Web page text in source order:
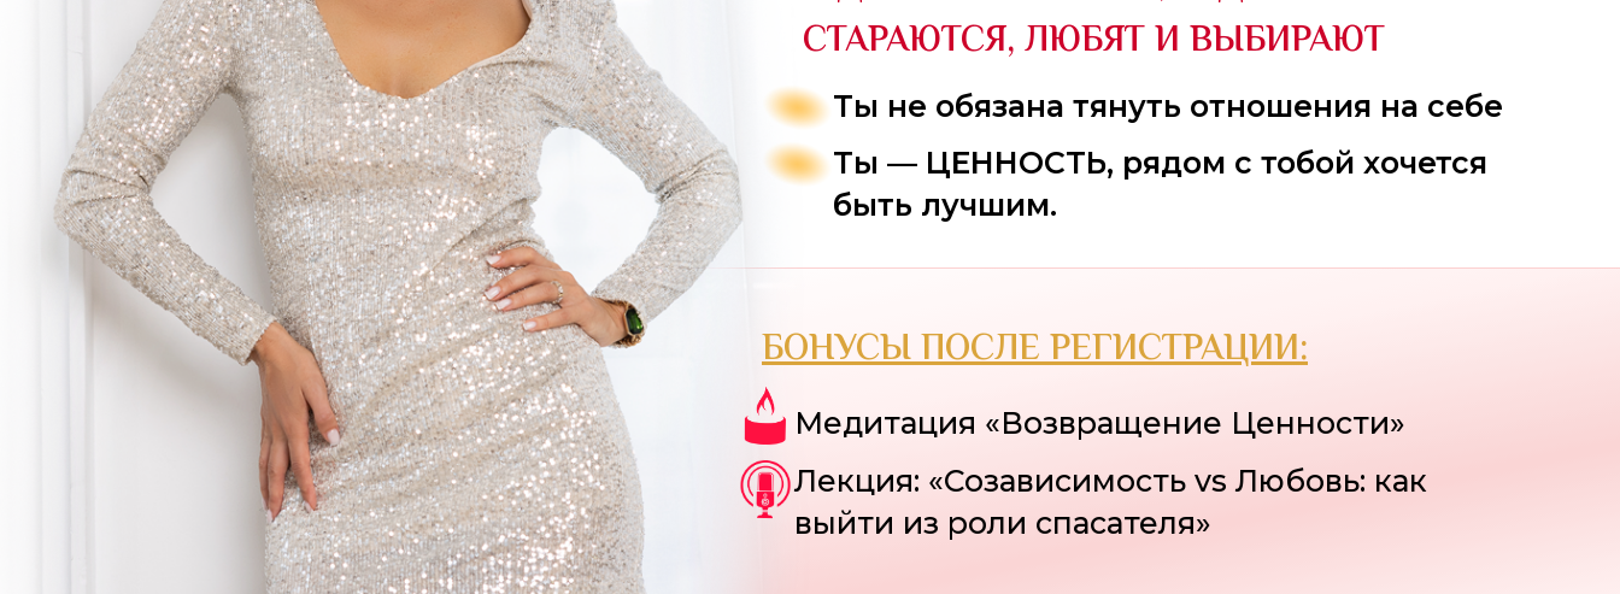
СТАРАЮТСЯ, ЛЮБЯТ И ВЫБИРАЮТ
БОНУСЫ ПОСЛЕ РЕГИСТРАЦИИ:
Медитация «Возвращение Ценности»
Лекция: «Созависимость vs Любовь: как
выйти из роли спасателя»
Ты не обязана тянуть отношения на себе
Ты — ЦЕННОСТЬ, рядом с тобой хочется
быть лучшим.